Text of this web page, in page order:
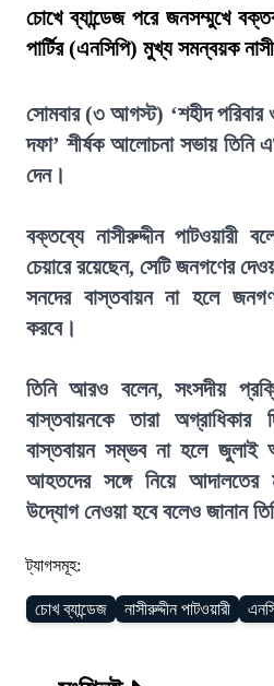
চোখে ব্যান্ডেজ পরে জনসম্মুখে
পার্টির (এনসিপি) মুখ্য সমন্বয়ক
সোমবার (৩ আগস্ট) ‘শহীদ
দফা’ শীর্ষক আলোচনা সভায় তিনি
দেন।
বক্তব্যে নাসীরুদ্দীন পাটওয়ারী
চেয়ারে রয়েছেন, সেটি জনগণের
সনদের বাস্তবায়ন না হলে
করবে।
তিনি আরও বলেন, সংসদীয়
বাস্তবায়নকে তারা
বাস্তবায়ন সম্ভব না হলে জুলাই
আহতদের সঙ্গে নিয়ে আদালতের
উদ্যোগ নেওয়া হবে বলেও জানান
ট্যাগসমূহ:
চোখ ব্যান্ডেজ নাসীরুদ্দীন পাটওয়ারী